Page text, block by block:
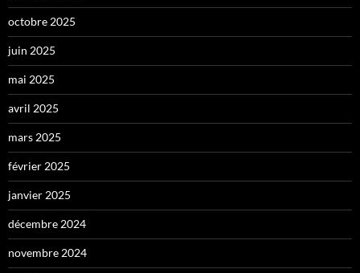
octobre 2025
juin 2025
mai 2025
avril 2025
mars 2025
février 2025
janvier 2025
décembre 2024
novembre 2024